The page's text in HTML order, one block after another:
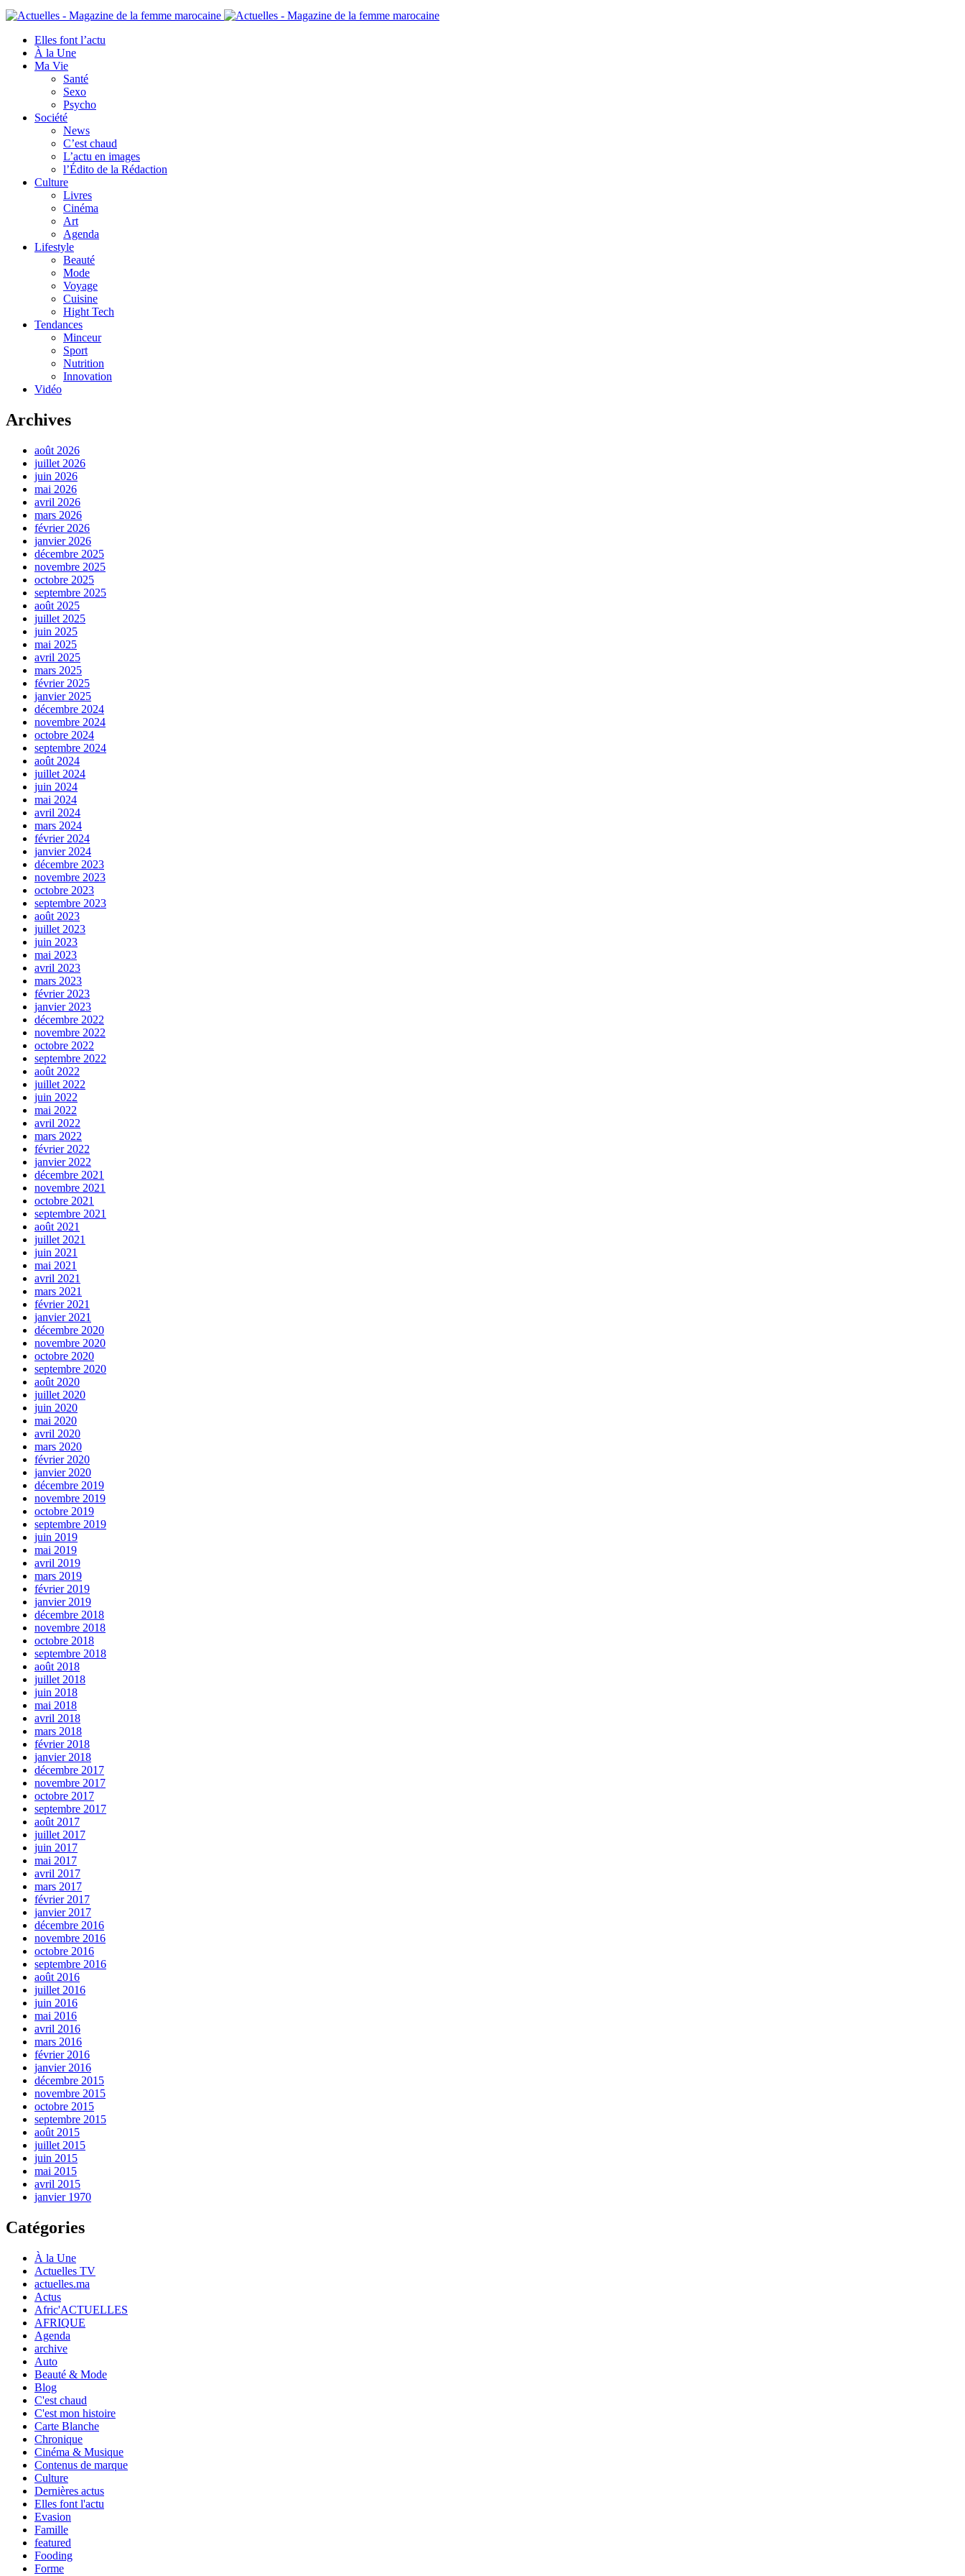
Elles font l’actu
À la Une
Ma Vie
Santé
Sexo
Psycho
Société
News
C’est chaud
L’actu en images
l’Édito de la Rédaction
Culture
Livres
Cinéma
Art
Agenda
Lifestyle
Beauté
Mode
Voyage
Cuisine
Hight Tech
Tendances
Minceur
Sport
Nutrition
Innovation
Vidéo
Archives
août 2026
juillet 2026
juin 2026
mai 2026
avril 2026
mars 2026
février 2026
janvier 2026
décembre 2025
novembre 2025
octobre 2025
septembre 2025
août 2025
juillet 2025
juin 2025
mai 2025
avril 2025
mars 2025
février 2025
janvier 2025
décembre 2024
novembre 2024
octobre 2024
septembre 2024
août 2024
juillet 2024
juin 2024
mai 2024
avril 2024
mars 2024
février 2024
janvier 2024
décembre 2023
novembre 2023
octobre 2023
septembre 2023
août 2023
juillet 2023
juin 2023
mai 2023
avril 2023
mars 2023
février 2023
janvier 2023
décembre 2022
novembre 2022
octobre 2022
septembre 2022
août 2022
juillet 2022
juin 2022
mai 2022
avril 2022
mars 2022
février 2022
janvier 2022
décembre 2021
novembre 2021
octobre 2021
septembre 2021
août 2021
juillet 2021
juin 2021
mai 2021
avril 2021
mars 2021
février 2021
janvier 2021
décembre 2020
novembre 2020
octobre 2020
septembre 2020
août 2020
juillet 2020
juin 2020
mai 2020
avril 2020
mars 2020
février 2020
janvier 2020
décembre 2019
novembre 2019
octobre 2019
septembre 2019
juin 2019
mai 2019
avril 2019
mars 2019
février 2019
janvier 2019
décembre 2018
novembre 2018
octobre 2018
septembre 2018
août 2018
juillet 2018
juin 2018
mai 2018
avril 2018
mars 2018
février 2018
janvier 2018
décembre 2017
novembre 2017
octobre 2017
septembre 2017
août 2017
juillet 2017
juin 2017
mai 2017
avril 2017
mars 2017
février 2017
janvier 2017
décembre 2016
novembre 2016
octobre 2016
septembre 2016
août 2016
juillet 2016
juin 2016
mai 2016
avril 2016
mars 2016
février 2016
janvier 2016
décembre 2015
novembre 2015
octobre 2015
septembre 2015
août 2015
juillet 2015
juin 2015
mai 2015
avril 2015
janvier 1970
Catégories
À la Une
Actuelles TV
actuelles.ma
Actus
Afric'ACTUELLES
AFRIQUE
Agenda
archive
Auto
Beauté & Mode
Blog
C'est chaud
C'est mon histoire
Carte Blanche
Chronique
Cinéma & Musique
Contenus de marque
Culture
Dernières actus
Elles font l'actu
Evasion
Famille
featured
Fooding
Forme